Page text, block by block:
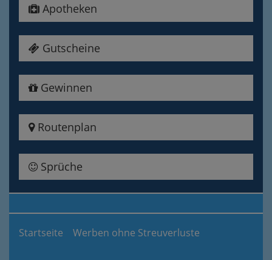
Apotheken
Gutscheine
Gewinnen
Routenplan
Sprüche
Startseite Werben ohne Streuverluste